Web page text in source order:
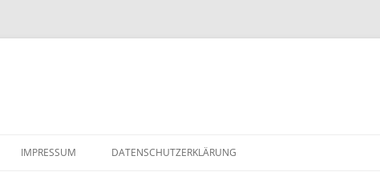
IMPRESSUM DATENSCHUTZERKLÄRUNG